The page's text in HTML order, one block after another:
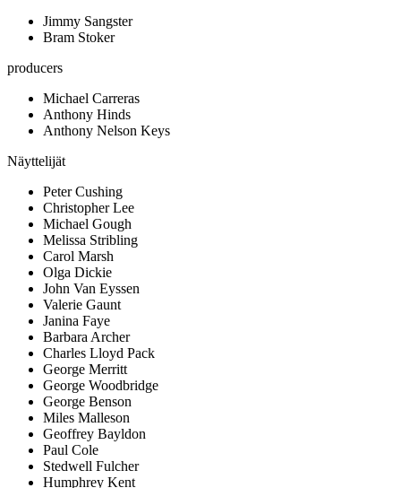
Jimmy Sangster
Bram Stoker
producers
Michael Carreras
Anthony Hinds
Anthony Nelson Keys
Näyttelijät
Peter Cushing
Christopher Lee
Michael Gough
Melissa Stribling
Carol Marsh
Olga Dickie
John Van Eyssen
Valerie Gaunt
Janina Faye
Barbara Archer
Charles Lloyd Pack
George Merritt
George Woodbridge
George Benson
Miles Malleson
Geoffrey Bayldon
Paul Cole
Stedwell Fulcher
Humphrey Kent